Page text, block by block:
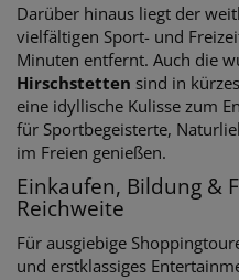
Darüber hinaus liegt der
vielfältigen Sport- und
Minuten entfernt. Auch die
Hirschstetten sind in
eine idyllische Kulisse zum
für Sportbegeisterte,
im Freien genießen.
Einkaufen, Bildung &
Reichweite
Für ausgiebige
und erstklassiges